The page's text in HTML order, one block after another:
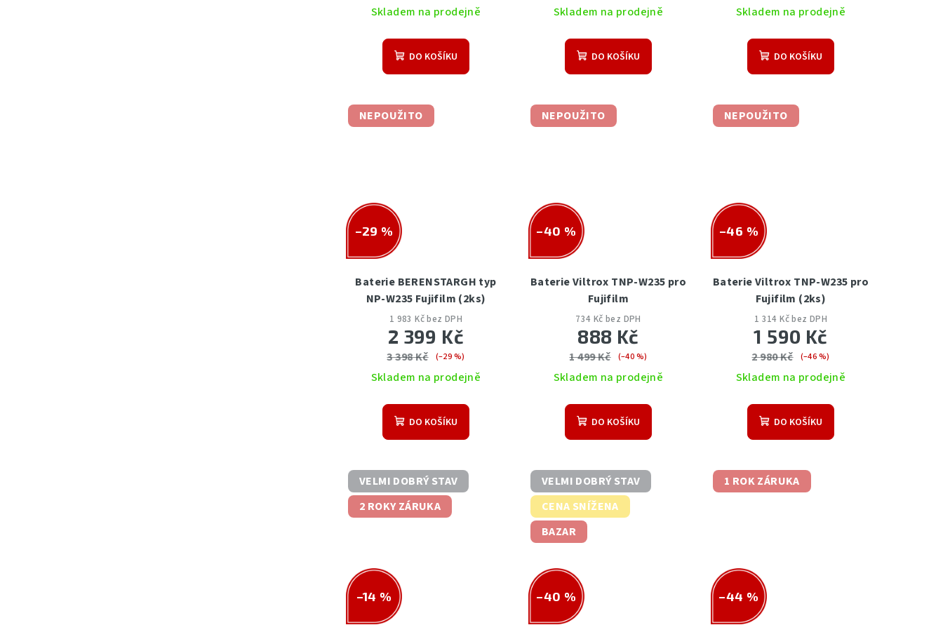
Skladem na prodejně
DO KOŠÍKU
Skladem na prodejně
DO KOŠÍKU
Skladem na prodejně
DO KOŠÍKU
NEPOUŽITO
–29 %
Baterie BERENSTARGH typ
NP-W235 Fujifilm (2ks)
1 983 Kč bez DPH
2 399 Kč
3 398 Kč (–29 %)
Skladem na prodejně
DO KOŠÍKU
NEPOUŽITO
–40 %
Baterie Viltrox TNP-W235 pro
Fujifilm
734 Kč bez DPH
888 Kč
1 499 Kč (–40 %)
Skladem na prodejně
DO KOŠÍKU
NEPOUŽITO
–46 %
Baterie Viltrox TNP-W235 pro
Fujifilm (2ks)
1 314 Kč bez DPH
1 590 Kč
2 980 Kč (–46 %)
Skladem na prodejně
DO KOŠÍKU
VELMI DOBRÝ STAV
2 ROKY ZÁRUKA
–14 %
VELMI DOBRÝ STAV
CENA SNÍŽENA
BAZAR
–40 %
1 ROK ZÁRUKA
–44 %